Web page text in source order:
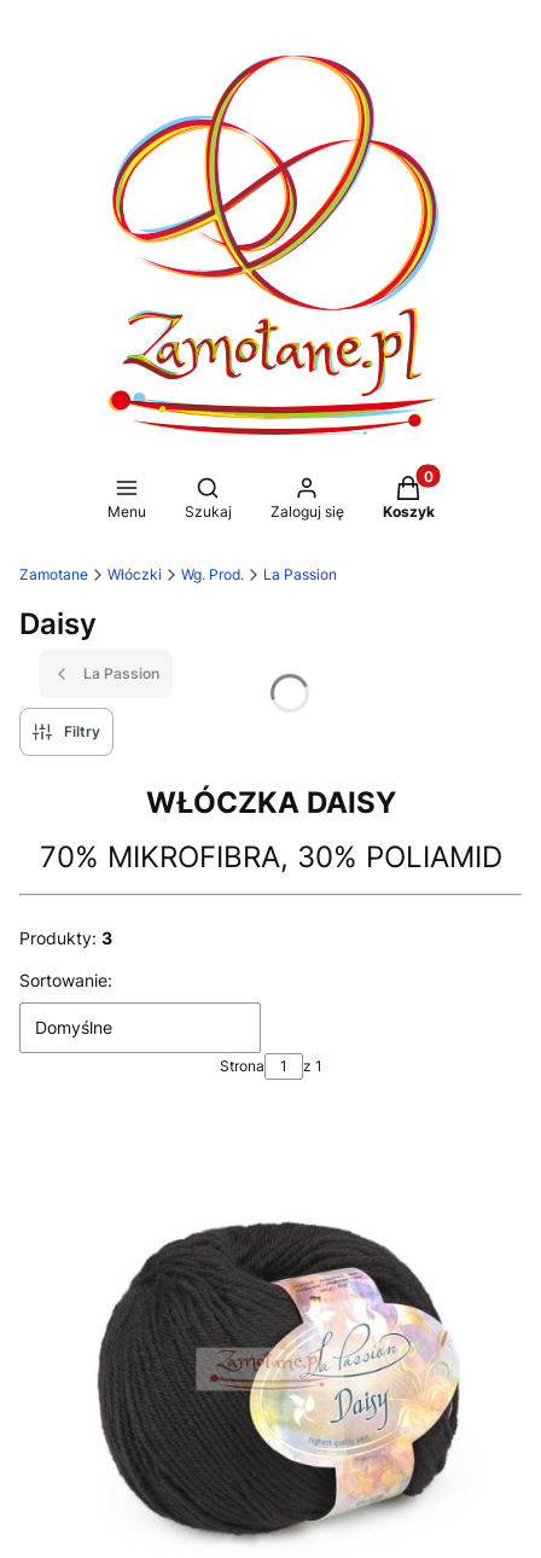
Menu
Otwórz wyszukiwarkę
Szukaj Zaloguj się
Produkty w
Koszyk
Zamotane Włóczki Wg. Prod. La Passion
Daisy
La Passion
Filtry
WŁÓCZKA DAISY
70% MIKROFIBRA, 30% POLIAMID
Produkty: 3
Lista produktów
Sortowanie:
Domyślne
Strona z 1